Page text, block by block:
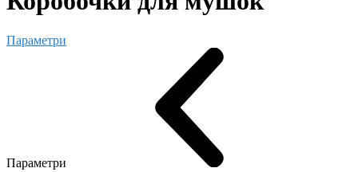
Параметри
Параметри